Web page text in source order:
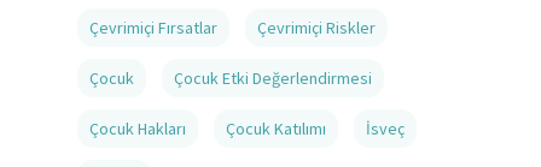
Çevrimiçi Fırsatlar Çevrimiçi Riskler
Çocuk Çocuk Etki Değerlendirmesi
Çocuk Hakları Çocuk Katılımı İsveç